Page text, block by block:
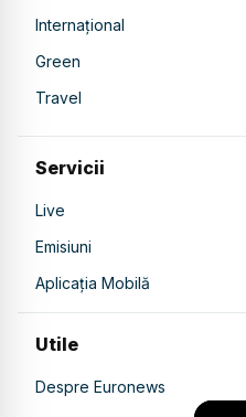
Internațional
Green
Travel
Servicii
Live
Emisiuni
Aplicația Mobilă
Utile
Despre Euronews